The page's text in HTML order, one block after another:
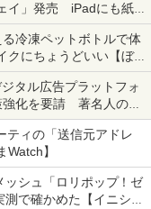
イ」発売 iPadにも紙に
冷凍ペットボトルで体
クにちょうどいい【ぼっ
でなにしてる？】
タル広告プラットフォ
強化を要請 著名人の写
として
ティの「送信元アドレ
】
シュ「ロリポップ！ゼ
で確かめた【イニシャ